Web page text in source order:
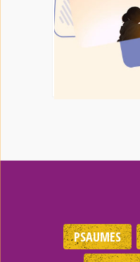
PSAUMES